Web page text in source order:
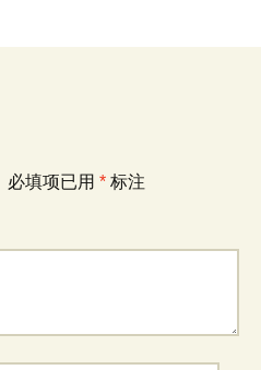
必填项已用 * 标注